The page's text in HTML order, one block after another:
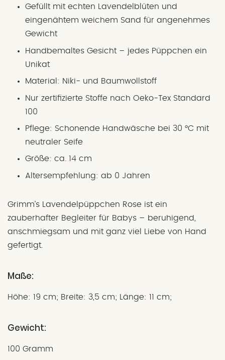
Gefüllt mit echten Lavendelblüten und
eingenähtem weichem Sand für angenehmes
Gewicht
Handbemaltes Gesicht – jedes Püppchen ein
Unikat
Material: Niki- und Baumwollstoff
Nur zertifizierte Stoffe nach Oeko-Tex Standard
100
Pflege: Schonende Handwäsche bei 30 °C mit
neutraler Seife
Größe: ca. 14 cm
Altersempfehlung: ab 0 Jahren
Grimm’s Lavendelpüppchen Rose ist ein
zauberhafter Begleiter für Babys – beruhigend,
anschmiegsam und mit ganz viel Liebe von Hand
gefertigt.
Maße:
Höhe: 19 cm; Breite: 3,5 cm; Länge: 11 cm;
Gewicht:
100 Gramm